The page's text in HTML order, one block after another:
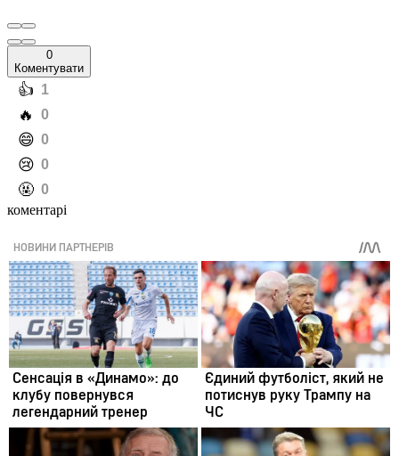
0
Коментувати
️👍 1
️🔥 0
️😄 0
️😢 0
️🤬 0
коментарі